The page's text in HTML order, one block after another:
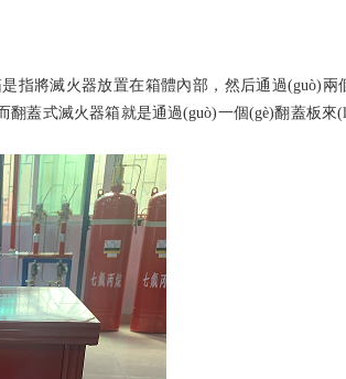
指將滅火器放置在箱體內部，然后通過(guò)兩
而翻蓋式滅火器箱就是通過(guò)一個(gè)翻蓋板來